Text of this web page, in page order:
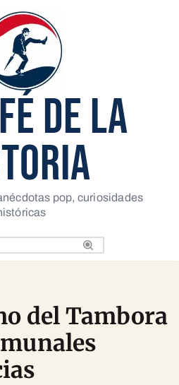
DE LA
pop, curiosidades
del Tambora